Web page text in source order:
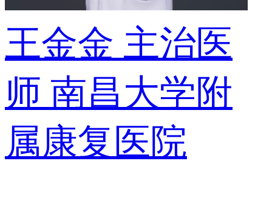
王金金 主治医
师 南昌大学附
属康复医院